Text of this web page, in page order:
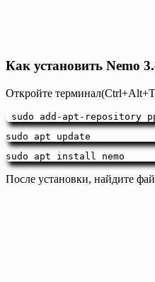
Как установить Nemo
Откройте
sudo add-apt-repository
sudo apt update
sudo apt install nemo
После установки, найдите